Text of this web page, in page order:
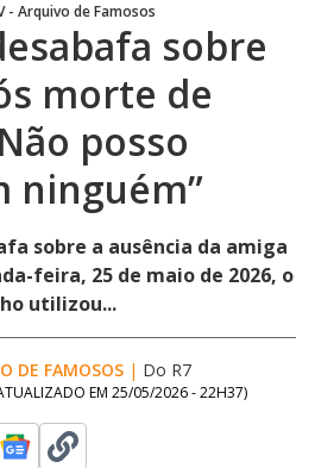
- Arquivo de Famosos
sobre
morte de
posso
ninguém”
sobre a ausência da amiga
feira, 25 de maio de 2026, o
utilizou...
DE FAMOSOS | Do R7
EM 25/05/2026 - 22H37)